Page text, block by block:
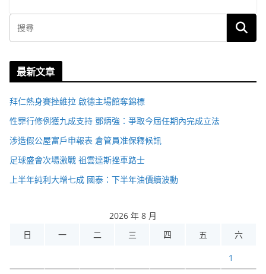
最新文章
拜仁熱身賽挫維拉 啟德主場館奪錦標
性罪行修例獲九成支持 鄧炳強：爭取今屆任期內完成立法
涉造假公屋富戶申報表 倉管員准保釋候訊
足球盛會次場激戰 祖雲達斯挫車路士
上半年純利大增七成 國泰：下半年油價續波動
2026 年 8 月
日
一 二 三 四 五 六
1